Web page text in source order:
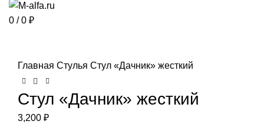
0 / 0 ₽
Главная Стулья Стул «Дачник» жесткий
Стул «Дачник» жесткий
3,200 ₽